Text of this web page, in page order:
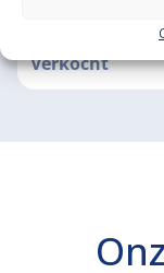
Verkocht